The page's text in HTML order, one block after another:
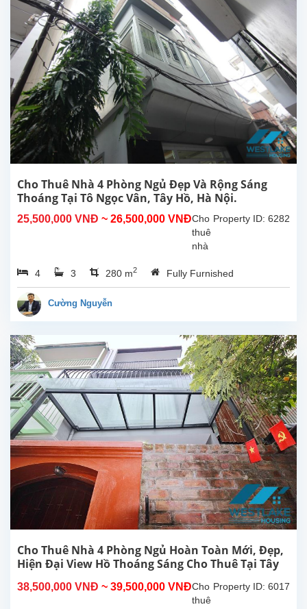
Cho Thuê Nhà 4 Phòng Ngủ Đẹp Và Rộng Sáng
Thoáng Tại Tô Ngọc Vân, Tây Hồ, Hà Nội.
25,500,000 VNĐ ~ 26,500,000 VNĐ Property ID: 6282
Cho
thuê
nhà
phòng
ngủ
thoáng
mát,
tại
Tô
Ngọc
Vân,
Tây
Hà
Nội.
Vị trí
nằm
trong
hẻm
đường
Tô
Vân,
rất...
4 3 280 m2 Fully Furnished
Cường Nguyễn
Cho Thuê Nhà 4 Phòng Ngủ Hoàn Toàn Mới, Đẹp,
Hiện Đại View Hồ Thoáng Sáng Cho Thuê Tại Tây
38,500,000 VNĐ ~ 39,500,000 VNĐ Property ID: 6017
Cho
thuê